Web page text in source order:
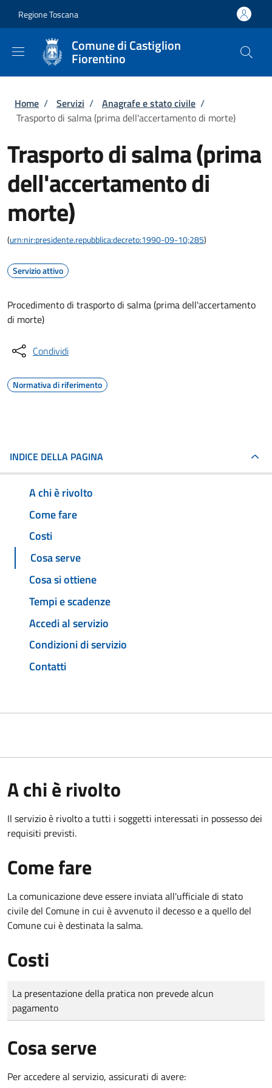
Regione Toscana
Comune di Castiglion
Fiorentino
Briciole di pane
Home / Servizi / Anagrafe e stato civile /
Trasporto di salma (prima dell'accertamento di morte)
Trasporto di salma (prima
dell'accertamento di
morte)
(urn:nir:presidente.repubblica:decreto:1990-09-10;285)
Servizio attivo
Procedimento di trasporto di salma (prima dell'accertamento
di morte)
Condividi
Normativa di riferimento
INDICE DELLA PAGINA
A chi è rivolto
Come fare
Costi
Cosa serve
Cosa si ottiene
Tempi e scadenze
Accedi al servizio
Condizioni di servizio
Contatti
A chi è rivolto
Il servizio è rivolto a tutti i soggetti interessati in possesso dei
requisiti previsti.
Come fare
La comunicazione deve essere inviata all'ufficiale di stato
civile del Comune in cui è avvenuto il decesso e a quello del
Comune cui è destinata la salma.
Costi
Tipo di pagamento
Importo
La presentazione della pratica non prevede alcun
pagamento
Cosa serve
Per accedere al servizio, assicurati di avere: